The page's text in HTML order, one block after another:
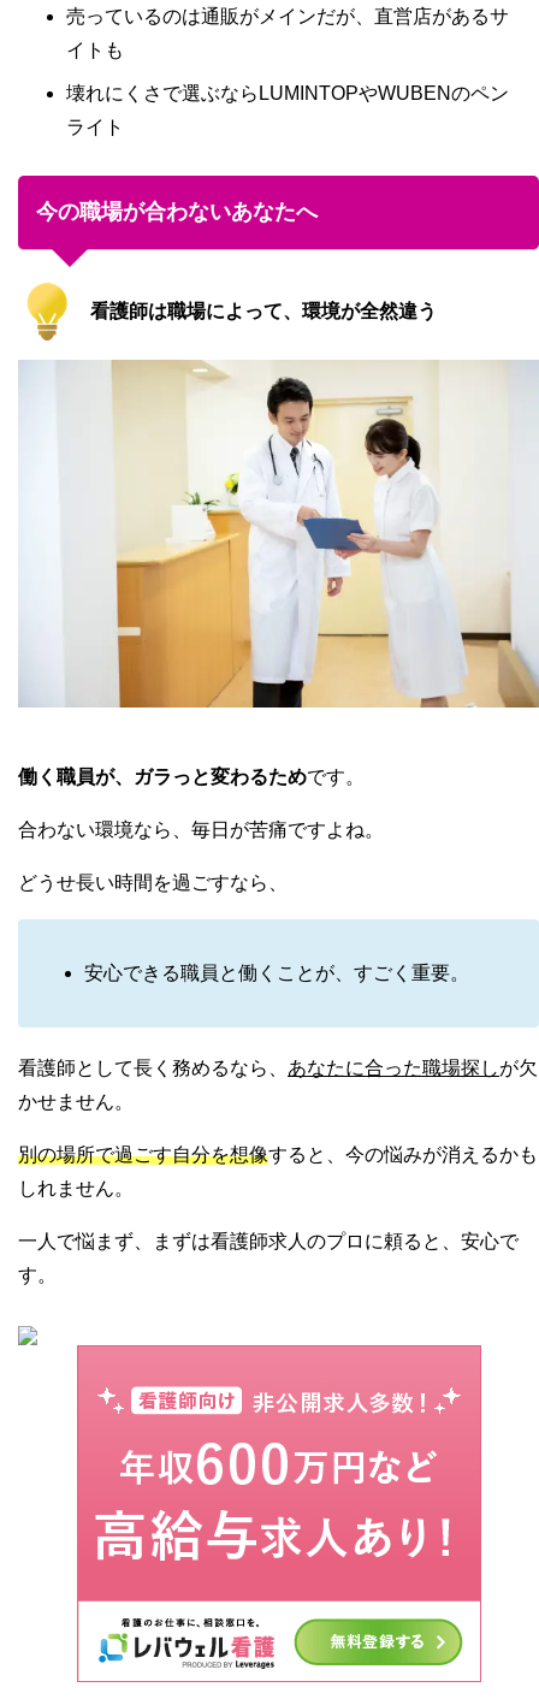
売っているのは通販がメインだが、直営店があるサ
イトも
壊れにくさで選ぶならLUMINTOPやWUBENのペン
ライト
今の職場が合わないあなたへ
看護師は職場によって、環境が全然違う
働く職員が、ガラっと変わるためです。
合わない環境なら、毎日が苦痛ですよね。
どうせ長い時間を過ごすなら、
安心できる職員と働くことが、すごく重要。
看護師として長く務めるなら、 あなたに合った職場探しが欠
かせません。
別の場所で過ごす自分を想像すると、今の悩みが消えるかも
しれません。
一人で悩まず、まずは看護師求人のプロに頼ると、安心で
す。